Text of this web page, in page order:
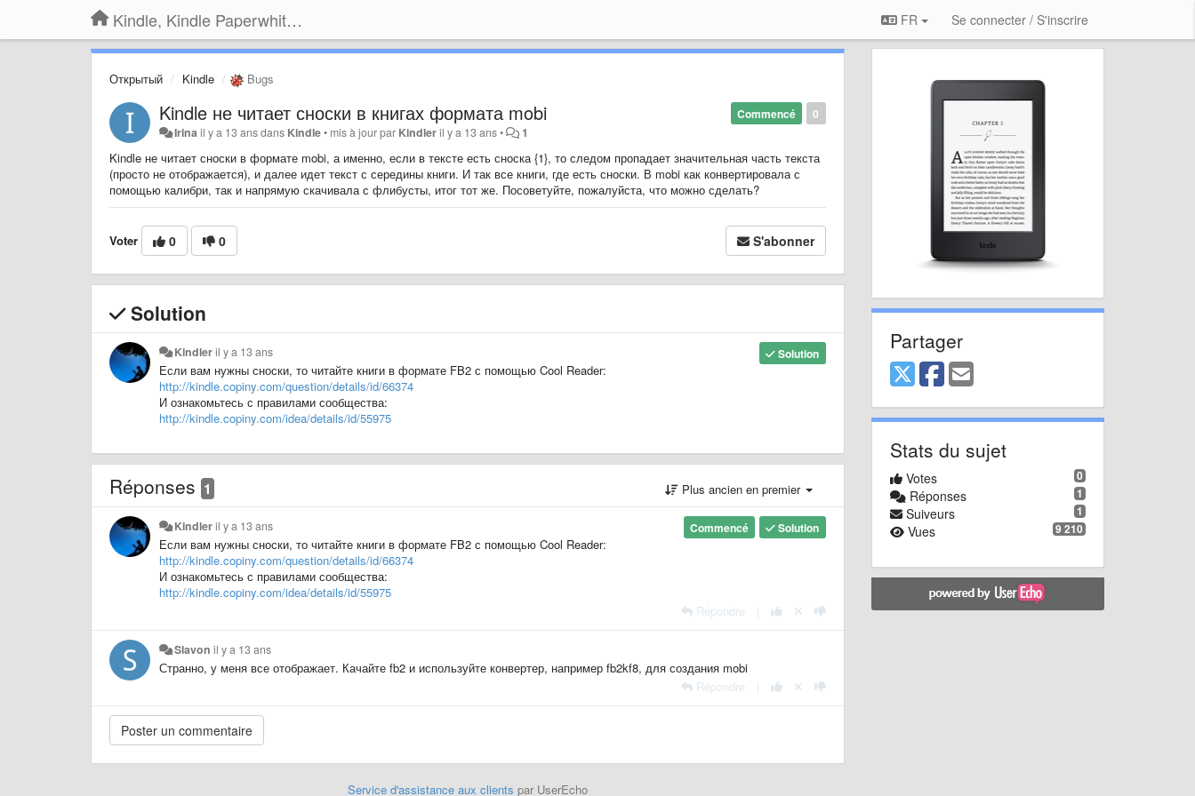
Kindle, Kindle Paperwhite, Kindle Voyage FR Se connecter / S'inscrire
Открытый Kindle Bugs
0
Commencé
Kindle не читает сноски в книгах формата mobi
Irina il y a 13 ansdans Kindle• mis à jour par Kindleril y a 13 ans• 1
Kindle не читает сноски в формате mobi, а именно, если в тексте есть сноска {1}, то следом пропадает значительная часть текста
(просто не отображается), и далее идет текст с середины книги. И так все книги, где есть сноски. В mobi как конвертировала с
помощью калибри, так и напрямую скачивала с флибусты, итог тот же. Посоветуйте, пожалуйста, что можно сделать?
Voter 0 0 S'abonner
Solution
Solution
Kindleril y a 13 ans
Если вам нужны сноски, то читайте книги в формате FB2 с помощью Cool Reader:
http://kindle.copiny.com/question/details/id/66374
И ознакомьтесь с правилами сообщества:
http://kindle.copiny.com/idea/details/id/55975
Réponses 1 Plus ancien en premier
Solution
Commencé
Kindleril y a 13 ans
Если вам нужны сноски, то читайте книги в формате FB2 с помощью Cool Reader:
http://kindle.copiny.com/question/details/id/66374
И ознакомьтесь с правилами сообщества:
http://kindle.copiny.com/idea/details/id/55975
Répondre
Slavon il y a 13 ans
​Странно, у меня все отображает. Качайте fb2 и используйте конвертер, например fb2kf8, для создания mobi
Répondre
Service d'assistance aux clients par UserEcho
Partager
Stats du sujet
0
Votes
1
Réponses
1
Suiveurs
9 210
Vues